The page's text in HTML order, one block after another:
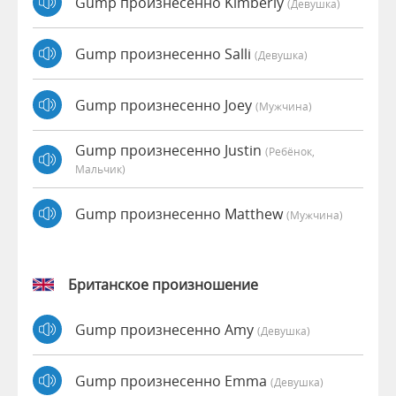
(девушка)
Gump произнесенно Salli (девушка)
Gump произнесенно Joey (мужчина)
Gump произнесенно Justin (Ребёнок,
Мальчик)
Gump произнесенно Matthew(мужчина)
Британское произношение
Gump произнесенно Amy (девушка)
Gump произнесенно Emma (девушка)